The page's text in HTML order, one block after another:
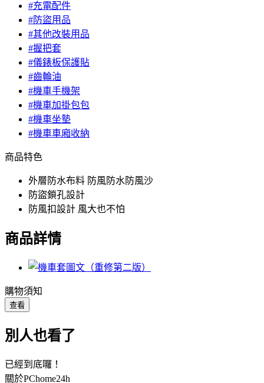
#充電配件
#防盜用品
#其他改裝用品
#握把套
#儀錶板保護貼
#齒輪油
#機車手機架
#機車加掛包包
#機車坐墊
#機車車廂收納
商品特色
外層防水布料 防風防水防風沙
防盜鎖孔設計
防風扣設計 風大也不怕
商品詳情
購物須知
查看
別人也看了
已經到底囉！
關於PChome24h